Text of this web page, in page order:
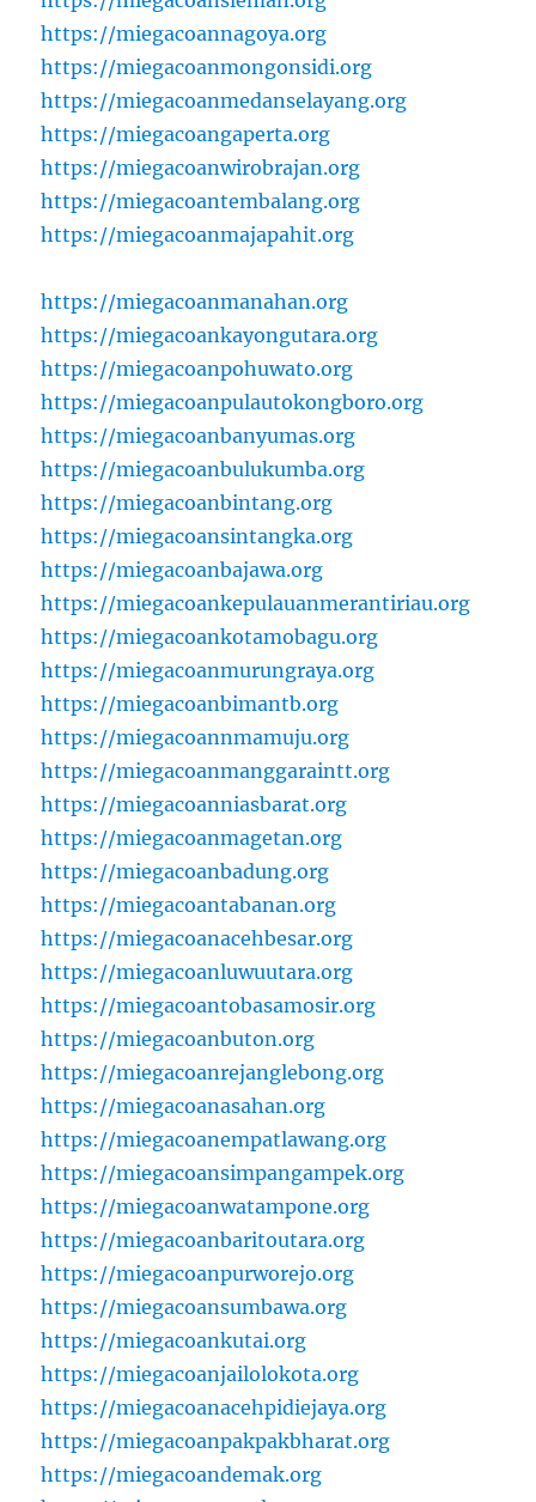
https://miegacoannagoya.org
https://miegacoanmongonsidi.org
https://miegacoanmedanselayang.org
https://miegacoangaperta.org
https://miegacoanwirobrajan.org
https://miegacoantembalang.org
https://miegacoanmajapahit.org
https://miegacoanmanahan.org
https://miegacoankayongutara.org
https://miegacoanpohuwato.org
https://miegacoanpulautokongboro.org
https://miegacoanbanyumas.org
https://miegacoanbulukumba.org
https://miegacoanbintang.org
https://miegacoansintangka.org
https://miegacoanbajawa.org
https://miegacoankepulauanmerantiriau.org
https://miegacoankotamobagu.org
https://miegacoanmurungraya.org
https://miegacoanbimantb.org
https://miegacoannmamuju.org
https://miegacoanmanggaraintt.org
https://miegacoanniasbarat.org
https://miegacoanmagetan.org
https://miegacoanbadung.org
https://miegacoantabanan.org
https://miegacoanacehbesar.org
https://miegacoanluwuutara.org
https://miegacoantobasamosir.org
https://miegacoanbuton.org
https://miegacoanrejanglebong.org
https://miegacoanasahan.org
https://miegacoanempatlawang.org
https://miegacoansimpangampek.org
https://miegacoanwatampone.org
https://miegacoanbaritoutara.org
https://miegacoanpurworejo.org
https://miegacoansumbawa.org
https://miegacoankutai.org
https://miegacoanjailolokota.org
https://miegacoanacehpidiejaya.org
https://miegacoanpakpakbharat.org
https://miegacoandemak.org